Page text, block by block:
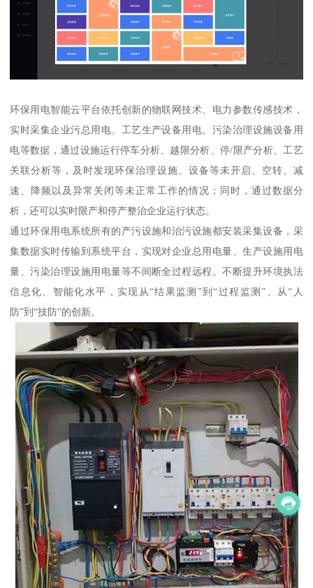
环保用电智能云平台依托创新的物联网技术、电力参数传感技术，
实时采集企业污总用电、工艺生产设备用电、污染治理设施设备用
电等数据，通过设施运行停车分析、越限分析、停/限产分析、工艺
关联分析等，及时发现环保治理设施、设备等未开启、空转、减
速、降频以及异常关闭等未正常工作的情况；同时，通过数据分
析，还可以实时限产和停产整治企业运行状态。
通过环保用电系统所有的产污设施和治污设施都安装采集设备，采
集数据实时传输到系统平台，实现对企业总用电量、生产设施用电
量、污染治理设施用电量等不间断全过程远程。不断提升环境执法
信息化、智能化水平，实现从“结果监测”到“过程监测”、从“人
防”到“技防”的创新。